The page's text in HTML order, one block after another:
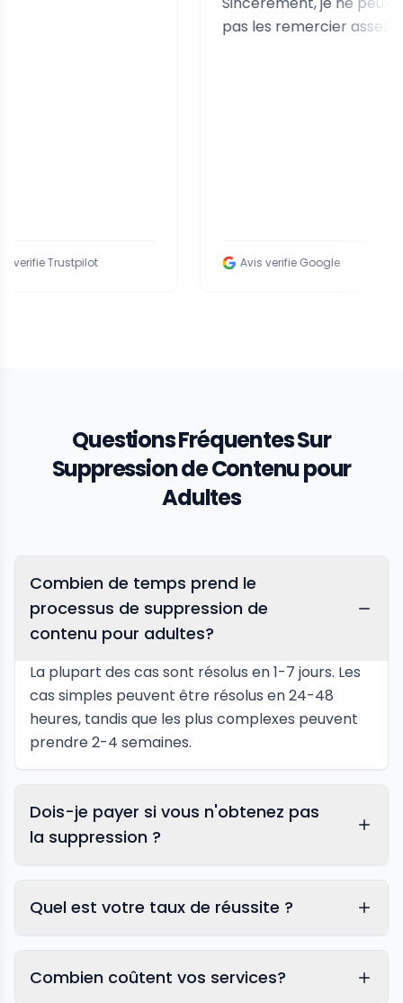
pas les remercier assez.
Avis verifie Google
Questions Fréquentes Sur
Suppression de Contenu pour
Adultes
Combien de temps prend le
processus de suppression de
contenu pour adultes?
La plupart des cas sont résolus en 1-7 jours. Les
cas simples peuvent être résolus en 24-48
heures, tandis que les plus complexes peuvent
prendre 2-4 semaines.
Dois-je payer si vous n'obtenez pas
la suppression ?
Quel est votre taux de réussite ?
Combien coûtent vos services?